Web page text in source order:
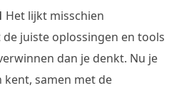
Het lijkt misschien
juiste oplossingen en tools
dan je denkt. Nu je
samen met de